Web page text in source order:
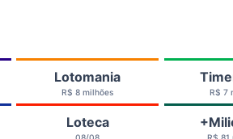
Lotomania
R$ 8 milhões R$ 7
Loteca